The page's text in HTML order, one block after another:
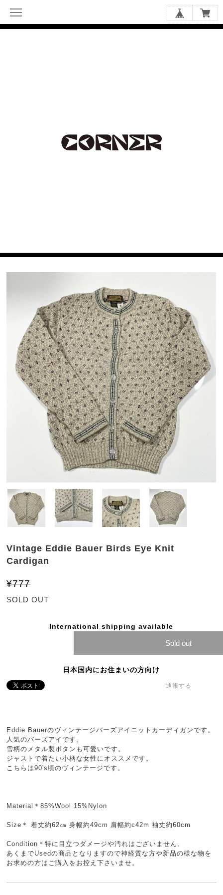
Vintage Eddie Bauer Birds Eye Knit
Cardigan
¥777
SOLD OUT
International shipping available
Sold out
日本国内にお住まいの方向け
通報する
Eddie Bauerのヴィンテージバーズアイニットカーディガンです。
人気のバーズアイです。
雪柄のメタル製ボタンも可愛いです。
ジャストで着たい小柄な女性にオススメです。
こちらは90's頃のヴィンテージです。
Material＊85%Wool 15%Nylon
Size＊ 着丈約62㎝ 身幅約49cm 肩幅約c42m 袖丈約60cm
Condition＊特に目立つダメージや汚れはございません。
あくまでUsedの商品となりますので神経質な方や新品の様な物を
お求めの方はご購入をお控え下さいませ。